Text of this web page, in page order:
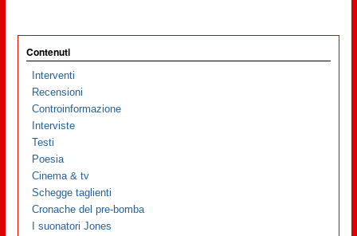
Contenuti
Interventi
Recensioni
Controinformazione
Interviste
Testi
Poesia
Cinema & tv
Schegge taglienti
Cronache del pre-bomba
I suonatori Jones